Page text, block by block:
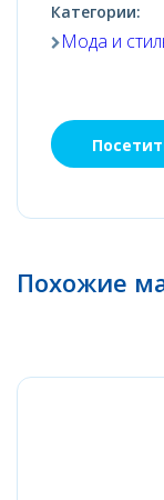
Категории:
Мода и
Похожие